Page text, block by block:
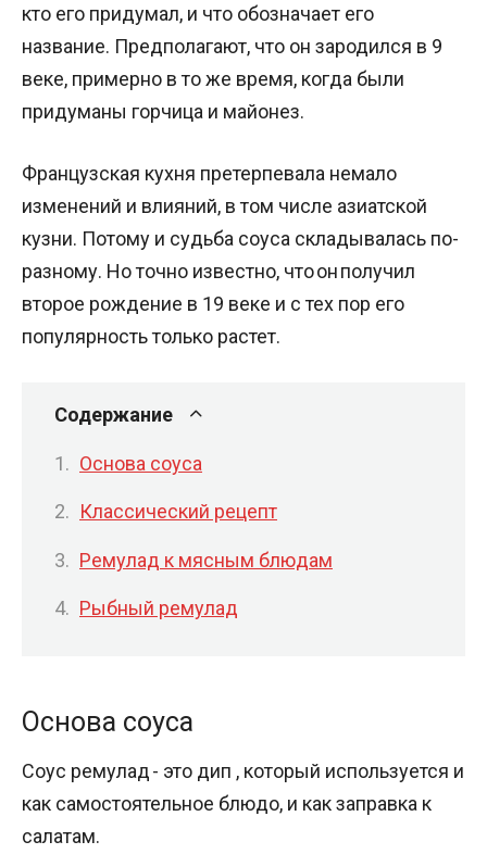
кто его придумал, и что обозначает его
название. Предполагают, что он зародился в 9
веке, примерно в то же время, когда были
придуманы горчица и майонез.
Французская кухня претерпевала немало
изменений и влияний, в том числе азиатской
кузни. Потому и судьба соуса складывалась по-
разному. Но точно известно, что он получил
второе рождение в 19 веке и с тех пор его
популярность только растет.
Содержание
Основа соуса
Классический рецепт
Ремулад к мясным блюдам
Рыбный ремулад
Основа соуса
Соус ремулад - это дип , который используется и
как самостоятельное блюдо, и как заправка к
салатам.